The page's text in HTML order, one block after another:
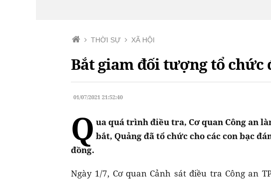
THỜI SỰ XÃ HỘI
Bắt giam đối tượng tổ chức
01/07/2021 21:52:40
Q ua quá trình điều tra, Cơ quan Công an
bắt, Quảng đã tổ chức cho các con bạc
đồng.
Ngày 1/7, Cơ quan Cảnh sát điều tra Công an